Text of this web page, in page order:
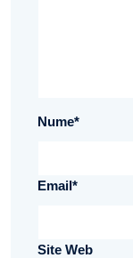
Nume*
Email*
Site Web